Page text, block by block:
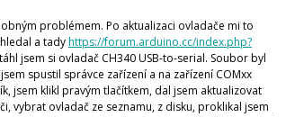
problémem. Po aktualizaci ovladače mi to
a tadyhttps://forum.arduino.cc/index.php?
jsem si ovladač CH340 USB-to-serial. Soubor byl
spustil správce zařízení a na zařízení COMxx
jsem klikl pravým tlačítkem, dal jsem aktualizovat
vybrat ovladač ze seznamu, z disku, proklikal jsem